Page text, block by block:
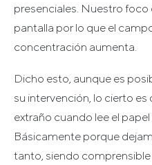
presenciales. Nuestro foco
pantalla por lo que el
concentración aumenta.
Dicho esto, aunque es
su intervención, lo cierto
extraño cuando lee el
Básicamente porque
tanto, siendo